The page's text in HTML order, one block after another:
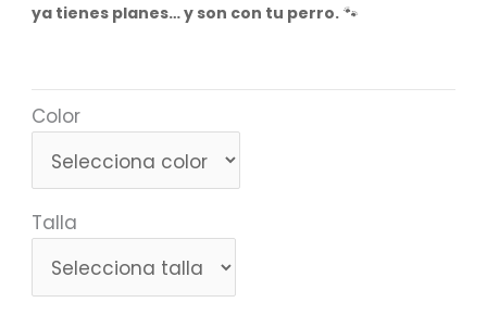
ya tienes planes… y son con tu perro. 🐾
Color
Talla